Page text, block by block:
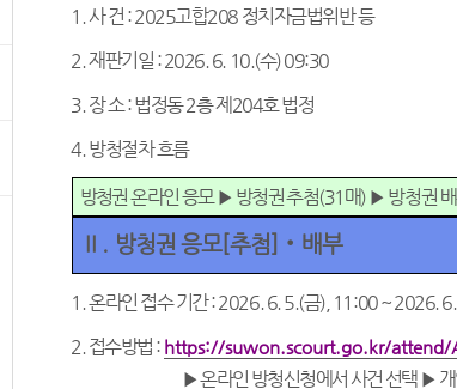
1.사 건 : 2025고합208 정치자금법위반 등
2.재판기일 : 2026. 6. 10.(수) 09:30
3.장 소:법정동2층 제 204호 법정
4.방청절차 흐름
방청권 온라인 응모▶ 방청권 추첨(31 매) ▶ 방청권
Ⅱ . 방청권 응모[ 추첨 ‧ 배부
1.온라인 접수 기간: 2026. 6. 5.(금), 11:00 ~ 2026.
2.접수방법 : https://suwon.scourt.go.kr/attend/
▶온라인 방청신청에서 사건 선택 ▶